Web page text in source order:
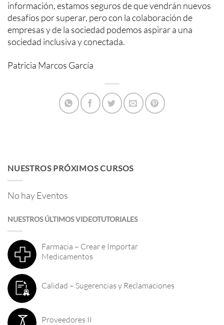
información, estamos seguros de que vendrán nuevos
desafíos por superar, pero con la colaboración de
empresas y de la sociedad podemos aspirar a una
sociedad inclusiva y conectada.
Patricia Marcos García
NUESTROS PRÓXIMOS CURSOS
No hay Eventos
NUESTROS ÚLTIMOS VIDEOTUTORIALES
Farmacia – Crear e Importar
Medicamentos
Calidad – Sugerencias y Reclamaciones
Proveedores II